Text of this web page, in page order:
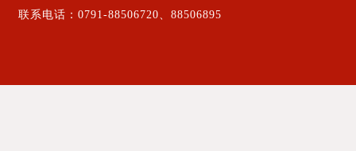
联系电话：0791-88506720、88506895